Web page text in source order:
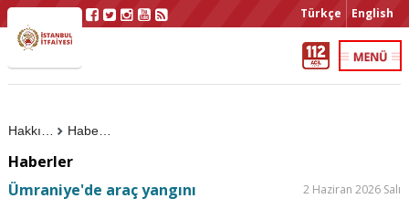
Türkçe English
Haberler
Haberler
Ümraniye'de araç yangını
2 Haziran 2026 Salı